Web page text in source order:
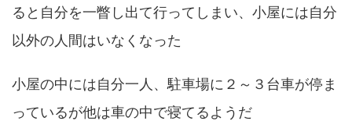
ると自分を一瞥し出て行ってしまい、小屋には自分
以外の人間はいなくなった
小屋の中には自分一人、駐車場に２～３台車が停ま
っているが他は車の中で寝てるようだ